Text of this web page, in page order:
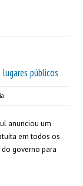
públicos
anunciou um
em todos os
governo para